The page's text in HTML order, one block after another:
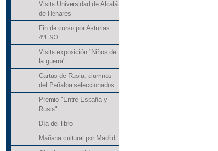
Visita Universidad de Alcalá
de Henares
Fin de curso por Asturias.
4ºESO
Visita exposición "Niños de
la guerra"
Cartas de Rusia, alumnos
del Peñalba seleccionados
Premio "Entre España y
Rusia"
Día del libro
Mañana cultural por Madrid